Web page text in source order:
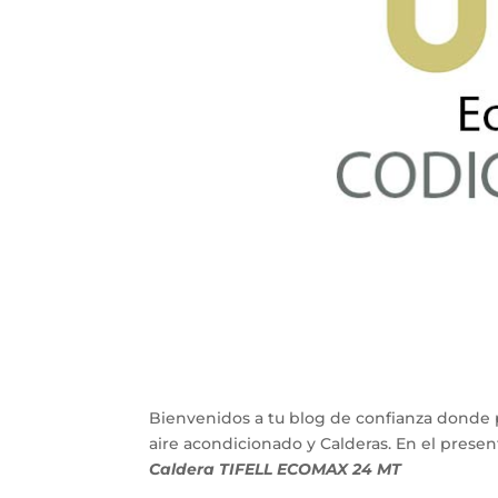
Bienvenidos a tu blog de confianza
aire acondicionado y Calderas. En el
Caldera TIFELL ECOMAX 24 MT